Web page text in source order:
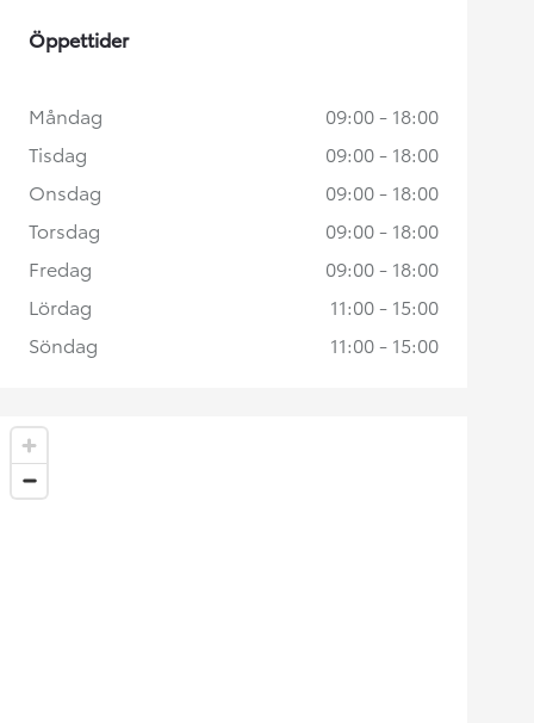
Öppettider
Måndag
09:00 - 18:00
Tisdag
09:00 - 18:00
Onsdag
09:00 - 18:00
Torsdag
09:00 - 18:00
Fredag
09:00 - 18:00
Lördag
11:00 - 15:00
Söndag
11:00 - 15:00